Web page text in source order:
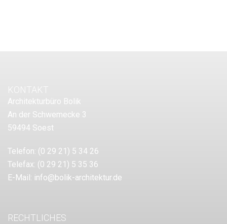
KONTAKT
Architekturbüro Bolik
An der Schwemecke 3
59494 Soest
Telefon: (0 29 21) 5 34 26
Telefax: (0 29 21) 5 35 36
E-Mail: info@bolik-architektur.de
RECHTLICHES